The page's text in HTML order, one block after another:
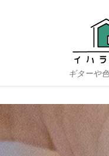
ギターや